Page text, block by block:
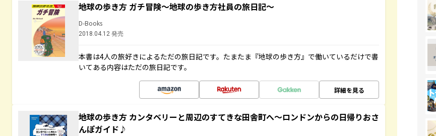
地球の歩き方 ガチ冒険～地球の歩き方社員の旅日記～
D-Books
2018.04.12 発売
本書は4人の旅好きによるただの旅日記です。たまたま『地球の歩き方』で働いているだけで書
いてある内容はただの旅日記です。
詳細を見る
地球の歩き方 カンタベリーと周辺のすてきな田舎町へ～ロンドンからの日帰りおさ
んぽガイド♪